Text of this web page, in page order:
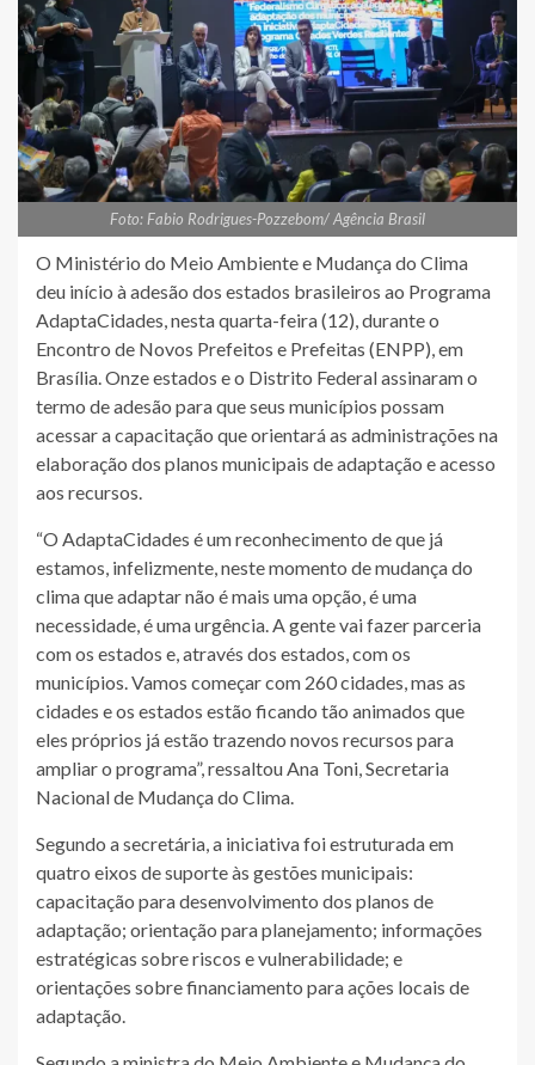
Foto: Fabio Rodrigues-Pozzebom/ Agência Brasil
O Ministério do Meio Ambiente e Mudança do Clima
deu início à adesão dos estados brasileiros ao Programa
AdaptaCidades, nesta quarta-feira (12), durante o
Encontro de Novos Prefeitos e Prefeitas (ENPP), em
Brasília. Onze estados e o Distrito Federal assinaram o
termo de adesão para que seus municípios possam
acessar a capacitação que orientará as administrações na
elaboração dos planos municipais de adaptação e acesso
aos recursos.
“O AdaptaCidades é um reconhecimento de que já
estamos, infelizmente, neste momento de mudança do
clima que adaptar não é mais uma opção, é uma
necessidade, é uma urgência. A gente vai fazer parceria
com os estados e, através dos estados, com os
municípios. Vamos começar com 260 cidades, mas as
cidades e os estados estão ficando tão animados que
eles próprios já estão trazendo novos recursos para
ampliar o programa”, ressaltou Ana Toni, Secretaria
Nacional de Mudança do Clima.
Segundo a secretária, a iniciativa foi estruturada em
quatro eixos de suporte às gestões municipais:
capacitação para desenvolvimento dos planos de
adaptação; orientação para planejamento; informações
estratégicas sobre riscos e vulnerabilidade; e
orientações sobre financiamento para ações locais de
adaptação.